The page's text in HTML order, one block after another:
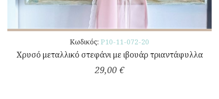
Κωδικός: Ρ10-11-072-20
Χρυσό μεταλλικό στεφάνι με ιβουάρ τριαντάφυλλα
29,00 €